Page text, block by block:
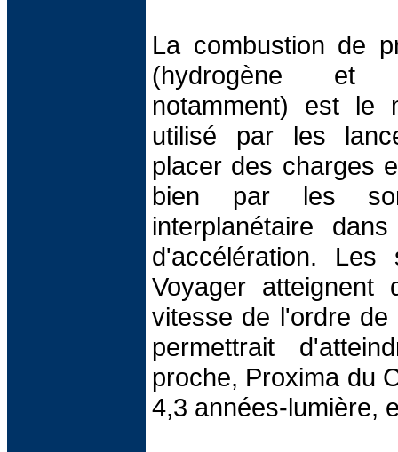
La combustion de
(hydrogène et
notamment) est le
utilisé par les
placer des charges
bien par les
interplanétaire
d'accélération. Les
Voyager
vitesse de l'ordre
permettrait
proche, Proxima du
4,3 années-lumière,